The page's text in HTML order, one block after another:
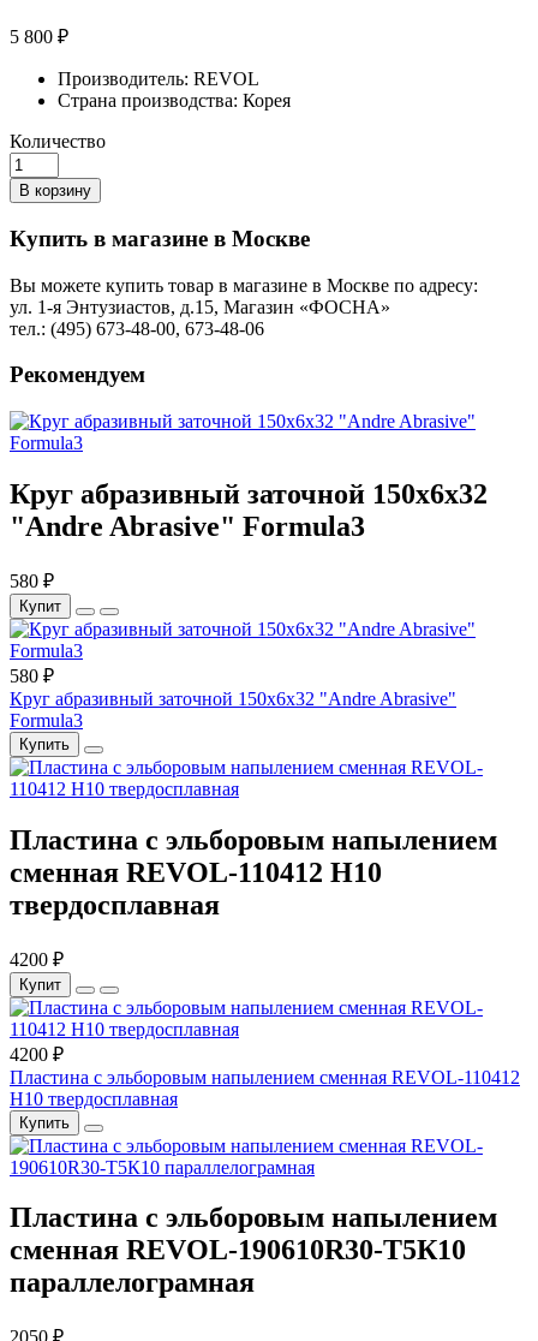
5 800 ₽
Производитель: REVOL
Страна производства: Корея
Количество
В корзину
Купить в магазине в Москве
Вы можете купить товар в магазине в Москве по адресу:
ул. 1-я Энтузиастов, д.15, Магазин «ФОСНА»
тел.: (495) 673-48-00, 673-48-06
Рекомендуем
Круг абразивный заточной 150х6х32
"Andre Abrasive" Formula3
580 ₽
Купит
580 ₽
Круг абразивный заточной 150х6х32 "Andre Abrasive"
Formula3
Купить
Пластина с эльборовым напылением
сменная REVOL-110412 Н10
твердосплавная
4200 ₽
Купит
4200 ₽
Пластина с эльборовым напылением сменная REVOL-110412
Н10 твердосплавная
Купить
Пластина с эльборовым напылением
сменная REVOL-190610R30-Т5К10
параллелограмная